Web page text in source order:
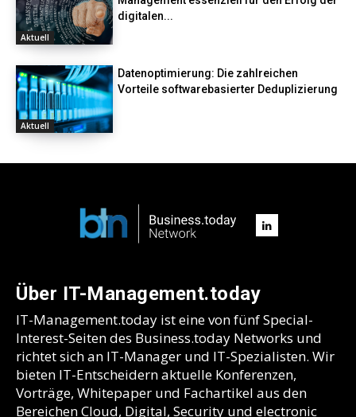
Aktuell
digitalen...
Aktuell
Datenoptimierung: Die zahlreichen
Vorteile softwarebasierter Deduplizierung
Über IT-Management.today
IT-Management.today ist eine von fünf Special-
Interest-Seiten des Business.today Networks und
richtet sich an IT-Manager und IT-Spezialisten. Wir
bieten IT-Entscheidern aktuelle Konferenzen,
Vorträge, Whitepaper und Fachartikel aus den
Bereichen Cloud, Digital, Security und electronic